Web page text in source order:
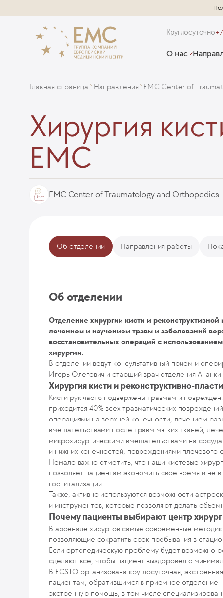
Круглосуточно
О нас
Главная страница Направления EMC Center of
Хирургия
ЕМС
EMC Center of Traumatology and Orthopedics
Об отделении Направления работы
Об отделении
Отделение хирургии кисти и реконструктивной
лечением и изучением травм и заболеваний
восстановительных операций с
хирургии.
В отделении ведут консультативный прием и
Игорь Олегович и старший врач отделения
Хирургия кисти и реконструктивно-
Кисти рук часто подвержены травмам и
приходится 40% всех травматических
операциями на верхней конечности, лечением
вмешательствами после травм мягких тканей,
микрохирургическими вмешательствами на
и нижних конечностей, повреждениями плечевого
Немало важно отметить, что наши кистевые
позволяет пациентам экономить свое время и не
госпитализации.
Также, активно используются возможности
и инструментов, которые позволяют делать
Почему пациенты выбирают центр
В арсенале хирургов самые современные
позволяющие сократить срок пребывания в
Если ортопедическую проблему будет возможно
сделают все, чтобы пациент выздоровел с
В ECSTO организована круглосуточная,
пациентам, обратившимся в приемное отделение
экстренную помощь, в том числе